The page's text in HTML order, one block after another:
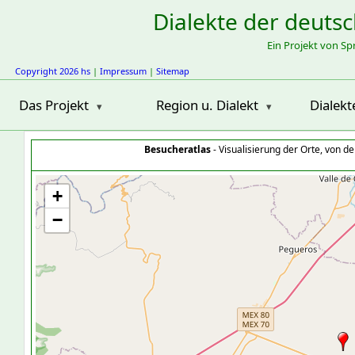
Dialekte der
Ein Projekt von
Copyright 2026 hs | Impressum | Sitemap
Das Projekt Region u. Dialekt
Besucheratlas- Visualisierung der Orte, von
+
−